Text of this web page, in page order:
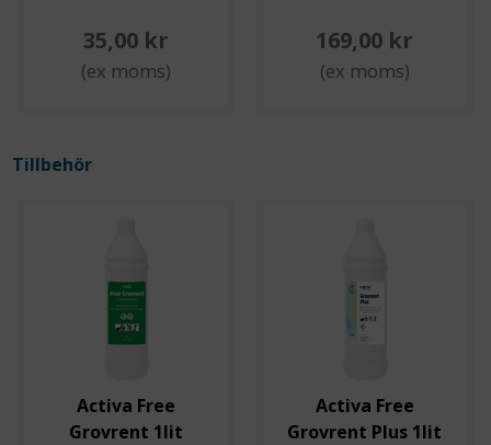
35,00 kr
(ex moms)
169,00 kr
(ex moms)
Tillbehör
Activa Free
Grovrent 1lit
Activa Free
Grovrent Plus 1lit